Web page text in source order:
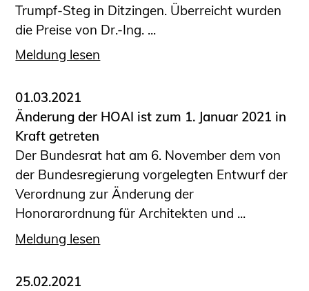
Trumpf-Steg in Ditzingen. Überreicht wurden
die Preise von Dr.-Ing. ...
Meldung lesen
01.03.2021
Änderung der HOAI ist zum 1. Januar 2021 in
Kraft getreten
Der Bundesrat hat am 6. November dem von
der Bundesregierung vorgelegten Entwurf der
Verordnung zur Änderung der
Honorarordnung für Architekten und ...
Meldung lesen
25.02.2021